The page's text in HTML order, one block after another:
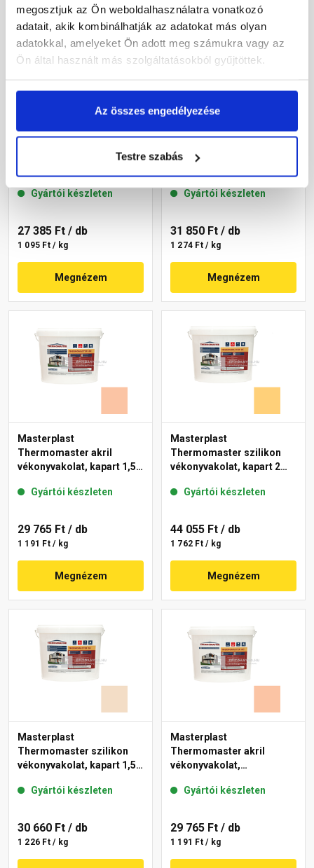
megosztjuk az Ön weboldalhasználatra vonatkozó
adatait, akik kombinálhatják az adatokat más olyan
adatokkal, amelyeket Ön adott meg számukra vagy az
Ön által használt más szolgáltatásokból gyűjtöttek.
Az összes engedélyezése
Testre szabás
Masterplast
16-C 25 kg
Gyártói készleten
27 385 Ft / db
1 095 Ft / kg
Megnézem
Masterplast
Thermomaster akril
07-C 25 kg
Gyártói készleten
31 850 Ft / db
1 274 Ft / kg
Megnézem
Masterplast
Thermomaster akril
vékonyvakolat, kapart 1,5
Gyártói készleten
29 765 Ft / db
1 191 Ft / kg
Megnézem
Masterplast
Thermomaster szilikon
vékonyvakolat, kapart 2
Gyártói készleten
44 055 Ft / db
1 762 Ft / kg
Megnézem
Masterplast
Thermomaster szilikon
vékonyvakolat, kapart 1,5
Gyártói készleten
30 660 Ft / db
1 226 Ft / kg
Masterplast
Thermomaster akril
vékonyvakolat,
11-D 25 kg
Gyártói készleten
29 765 Ft / db
1 191 Ft / kg